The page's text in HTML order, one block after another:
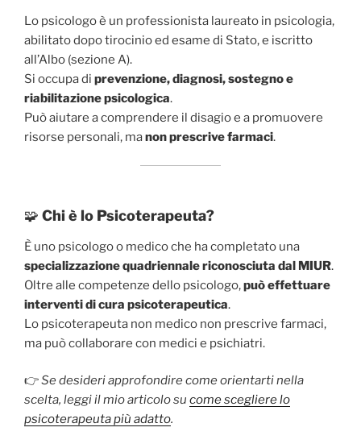
Lo psicologo è un professionista laureato in psicologia,
abilitato dopo tirocinio ed esame di Stato, e iscritto
all’Albo (sezione A).
Si occupa di prevenzione, diagnosi, sostegno e
riabilitazione psicologica.
Può aiutare a comprendere il disagio e a promuovere
risorse personali, manon prescrive farmaci.
🧩 Chi è lo Psicoterapeuta?
È uno psicologo o medico che ha completato una
specializzazione quadriennale riconosciuta dal MIUR.
Oltre alle competenze dello psicologo,può effettuare
interventi di cura psicoterapeutica.
Lo psicoterapeuta non medico non prescrive farmaci,
ma può collaborare con medici e psichiatri.
👉Se desideri approfondire come orientarti nella
scelta, leggi il mio articolo su come scegliere lo
psicoterapeuta più adatto.